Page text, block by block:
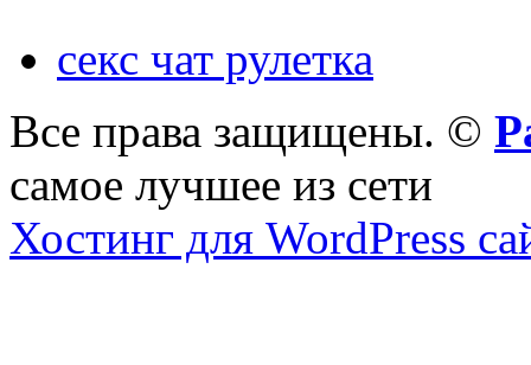
секс чат рулетка
Все права защищены. ©
самое лучшее из сети
Хостинг для WordPress